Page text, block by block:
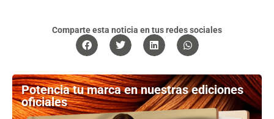
Comparte esta noticia en tus redes sociales
Potencia tu marca en nuestras ediciones
oficiales